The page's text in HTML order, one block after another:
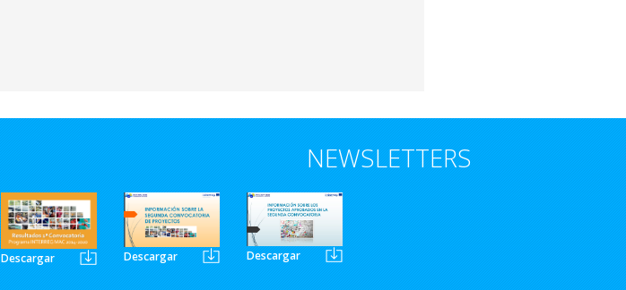
NEWSLETTERS
Descargar Descargar Descargar